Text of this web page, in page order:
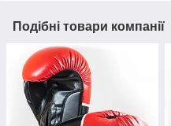
Подібні товари компанії